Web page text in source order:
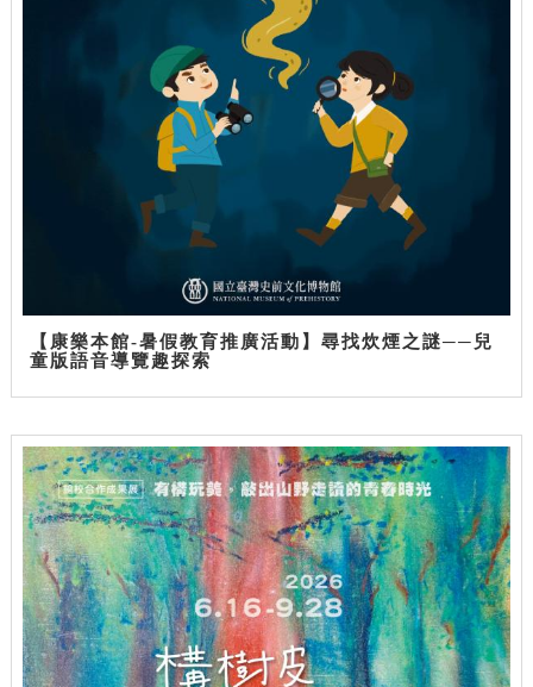
【康樂本館-暑假教育推廣活動】尋找炊煙之謎──兒
童版語音導覽趣探索